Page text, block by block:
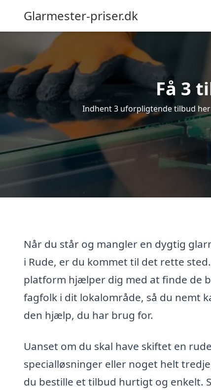
Glarmester-priser.dk
Få 3
Indhent 3 uforpligtende tilbud
Når du står og mangler en dygtig
i Rude, er du kommet til det rette
platform hjælper dig med at finde de
fagfolk i dit lokalområde, så du nemt
den hjælp, du har brug for.
Uanset om du skal have skiftet en
specialløsninger eller noget helt
du bestille et tilbud hurtigt og enkelt.